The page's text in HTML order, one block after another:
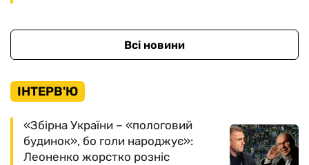
Всі новини
ІНТЕРВ'Ю
«Збірна України – «пологовий
будинок», бо голи народжує»:
Леоненко жорстко розніс